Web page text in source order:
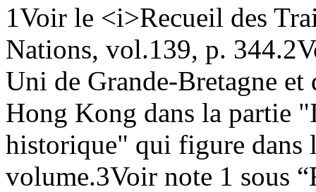
1Voir le <i>Recueil des
Nations, vol.139, p. 344.2
Uni de Grande-Bretagne
Hong Kong dans la partie
historique" qui figure dans
volume.3Voir note 1 sous